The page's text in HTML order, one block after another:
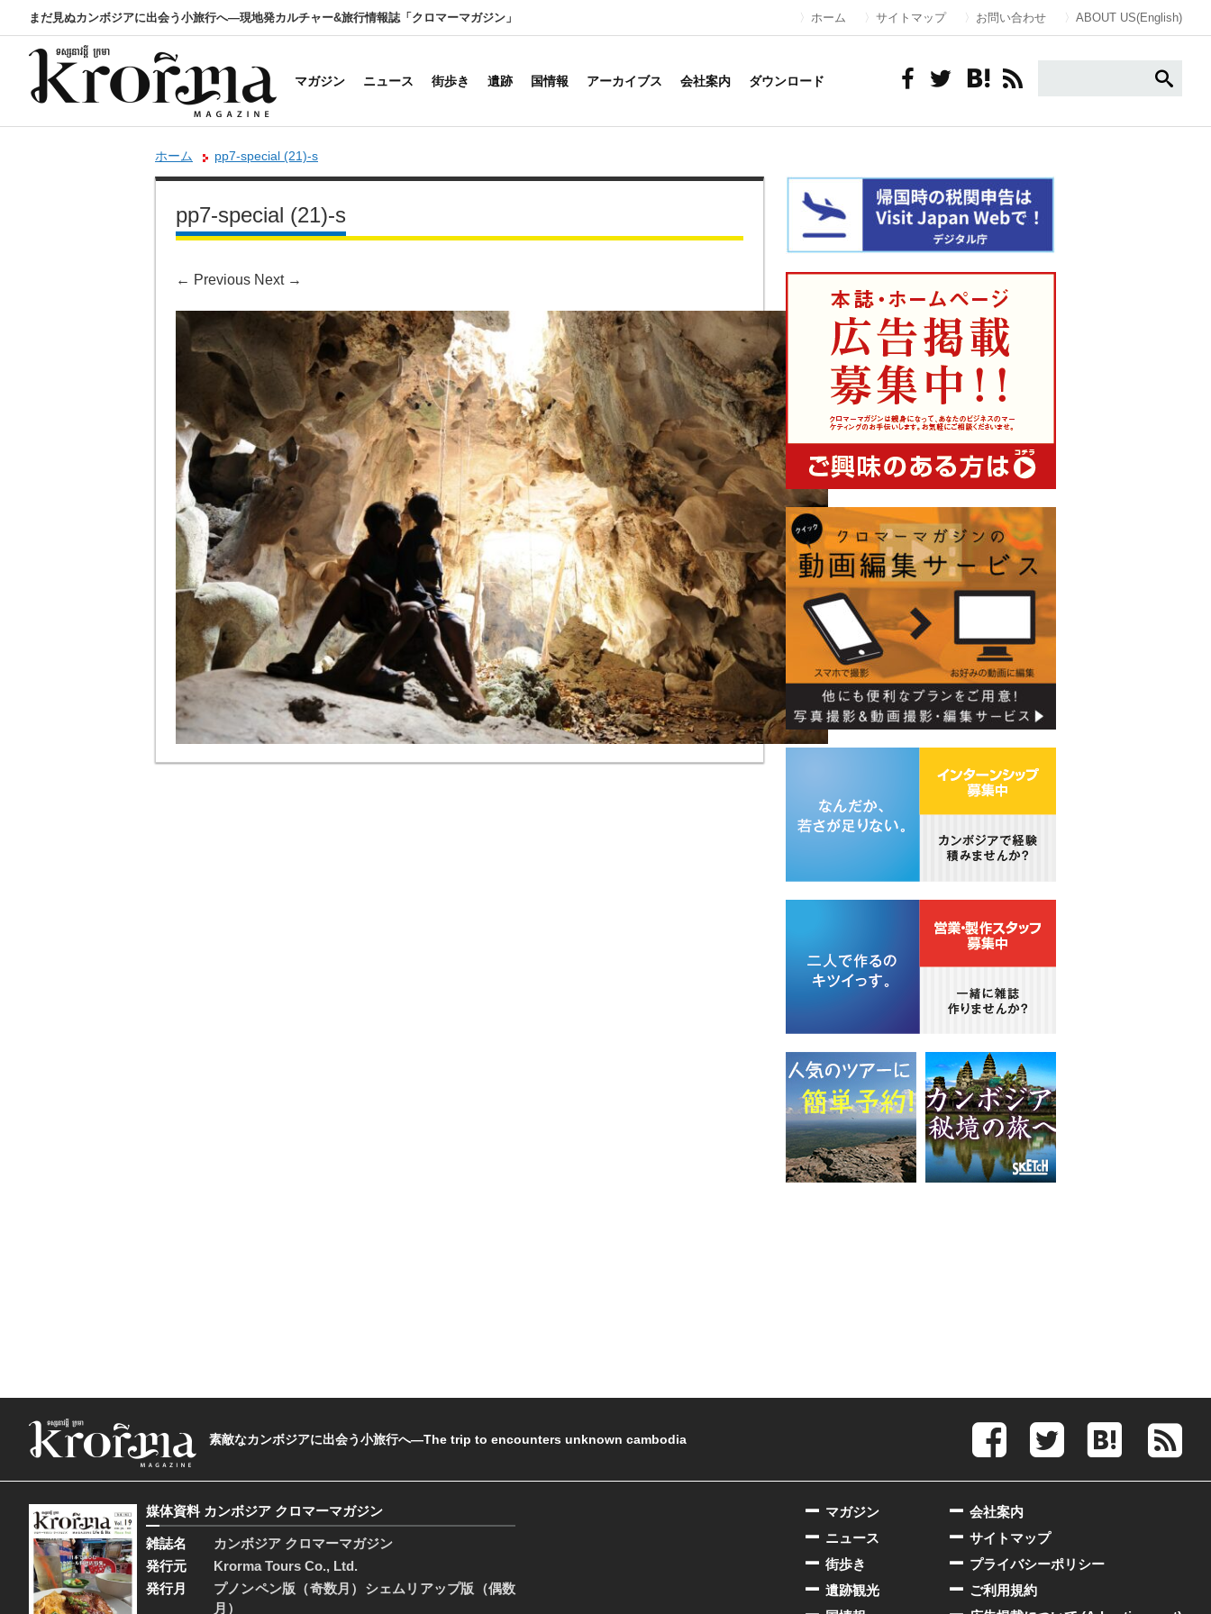
まだ見ぬカンボジアに出会う小旅行へ―現地発カルチャー&旅行情報誌「クロマーマガジン」 ホーム サイトマップ お問い合わせ ABOUT US(English)
マガジン ニュース 街歩き 遺跡 国情報 アーカイブス 会社案内 ダウンロード
ホーム pp7-special (21)-s
pp7-special (21)-s
← Previous Next →
素敵なカンボジアに出会う小旅行へ―The trip to encounters unknown cambodia
媒体資料 カンボジア クロマーマガジン
雑誌名
カンボジア クロマーマガジン
発行元
Krorma Tours Co., Ltd.
発行月
プノンペン版（奇数月）シェムリアップ版（偶数
月）
会社案内
サイトマップ
プライバシーポリシー
ご利用規約
マガジン
ニュース
街歩き
遺跡観光